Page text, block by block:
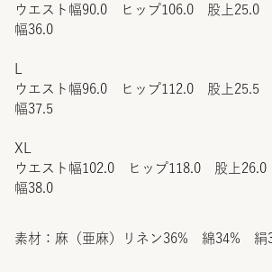
ウエスト幅90.0 ヒップ106.0 股上25.0
幅36.0
ウエスト幅96.0 ヒップ112.0 股上25.5
幅37.5
XL
ウエスト幅102.0 ヒップ118.0 股上
幅38.0
素材：麻（亜麻）リネン36% 綿34% 絹